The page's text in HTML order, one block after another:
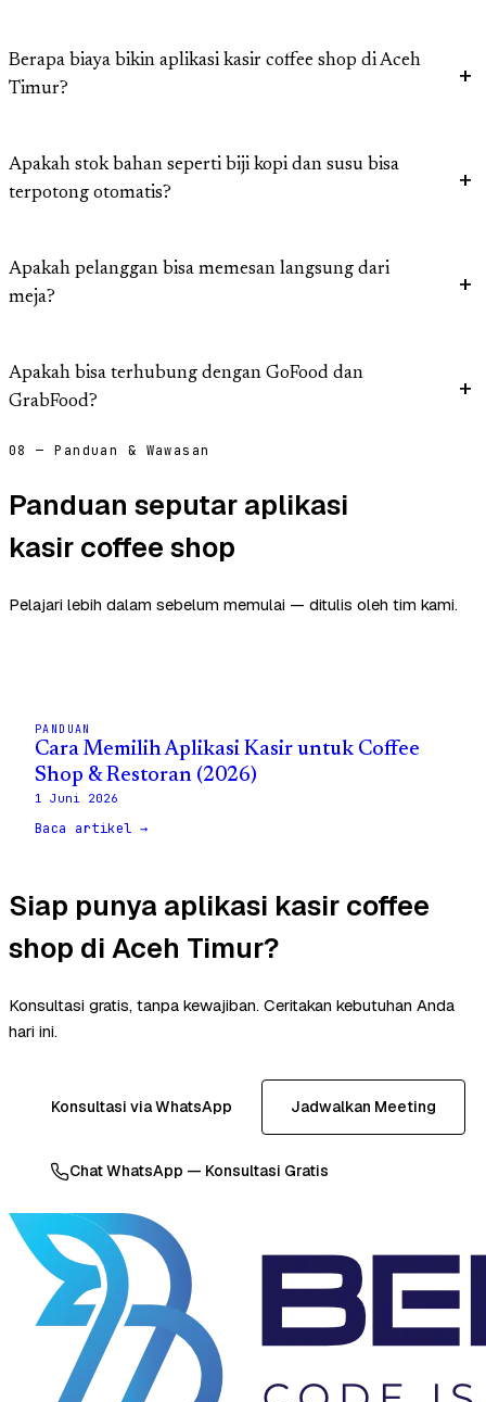
Berapa biaya bikin aplikasi kasir coffee shop di Aceh
Timur?
Apakah stok bahan seperti biji kopi dan susu bisa
terpotong otomatis?
Apakah pelanggan bisa memesan langsung dari
meja?
Apakah bisa terhubung dengan GoFood dan
GrabFood?
08 — Panduan & Wawasan
Panduan seputar aplikasi
kasir coffee shop
Pelajari lebih dalam sebelum memulai — ditulis oleh tim kami.
PANDUAN
Cara Memilih Aplikasi Kasir untuk Coffee
Shop & Restoran (2026)
1 Juni 2026
Baca artikel →
Siap punya aplikasi kasir coffee
shop di Aceh Timur?
Konsultasi gratis, tanpa kewajiban. Ceritakan kebutuhan Anda
hari ini.
Konsultasi via WhatsApp Jadwalkan Meeting
Chat WhatsApp — Konsultasi Gratis